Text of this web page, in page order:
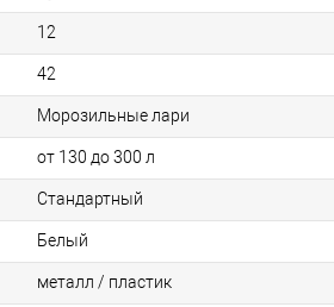
12
42
Морозильные лари
от 130 до 300 л
Стандартный
Белый
металл / пластик